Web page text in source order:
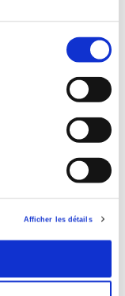
Afficher les détails